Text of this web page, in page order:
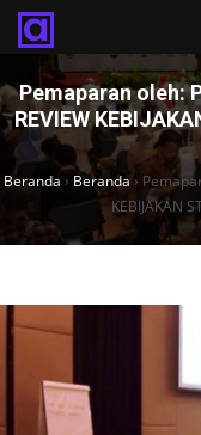
Pemaparan oleh:
REVIEW
Beranda › Beranda ›
KEBIJAKAN